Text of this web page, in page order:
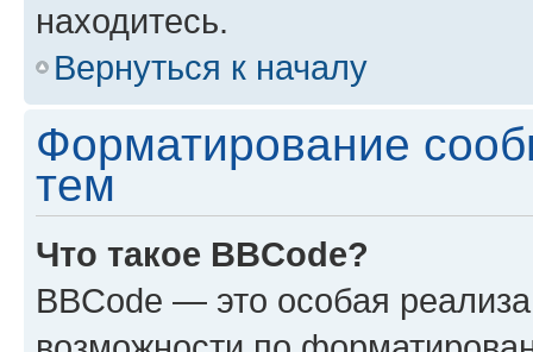
находитесь.
Вернуться к началу
Форматирование
тем
Что такое BBCode?
BBCode — это особая